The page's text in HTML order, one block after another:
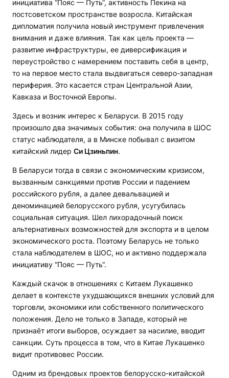
инициатива “Пояс — Путь“, активность Пекина на
постсоветском пространстве возросла. Китайская
дипломатия получила новый инструмент привлечения
внимания и даже влияния. Так как цель проекта —
развитие инфраструктуры, ее диверсификация и
переустройство с намерением поставить себя в центр,
то на первое место стала выдвигаться северо-западная
периферия. Это касается стран Центральной Азии,
Кавказа и Восточной Европы.
Здесь и возник интерес к Беларуси. В 2015 году
произошло два значимых события: она получила в ШОС
статус наблюдателя, а в Минске побывал с визитом
китайский лидер Си Цзиньпин.
В Беларуси тогда в связи с экономическим кризисом,
вызванным санкциями против России и падением
российского рубля, а далее девальвацией и
деноминацией белорусского рубля, усугубилась
социальная ситуация. Шел лихорадочный поиск
альтернативных возможностей для экспорта и в целом
экономического роста. Поэтому Беларусь не только
стала наблюдателем в ШОС, но и активно поддержала
инициативу “Пояс — Путь“.
Каждый скачок в отношениях с Китаем Лукашенко
делает в контексте ухудшающихся внешних условий для
торговли, экономики или собственного политического
положения. Дело не только в Западе, который не
признаёт итоги выборов, осуждает за насилие, вводит
санкции. Суть процесса в том, что в Китае Лукашенко
видит противовес России.
Одним из брендовых проектов белорусско-китайской